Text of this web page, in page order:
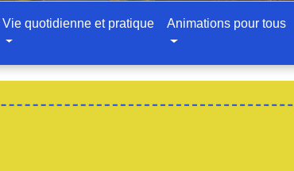
Vie quotidienne et pratique Animations pour tous